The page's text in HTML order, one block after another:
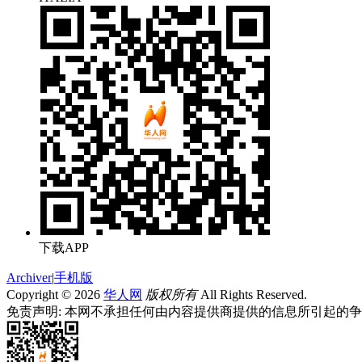
下载APP
Archiver|手机版
Copyright © 2026 华人网 版权所有All Rights Reserved.
免责声明: 本网不承担任何由内容提供商提供的信息所引起的争